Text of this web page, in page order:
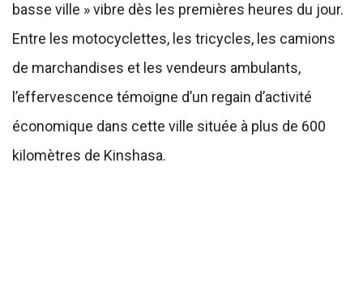
basse ville » vibre dès les premières heures du jour.
Entre les motocyclettes, les tricycles, les camions
de marchandises et les vendeurs ambulants,
l’effervescence témoigne d’un regain d’activité
économique dans cette ville située à plus de 600
kilomètres de Kinshasa.